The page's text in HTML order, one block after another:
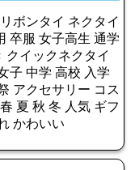
ボンタイ ネクタイ
卒服 女子高生 通学
クイックネクタイ
子 中学 高校 入学
アクセサリー コス
夏 秋 冬 人気 ギフ
かわいい